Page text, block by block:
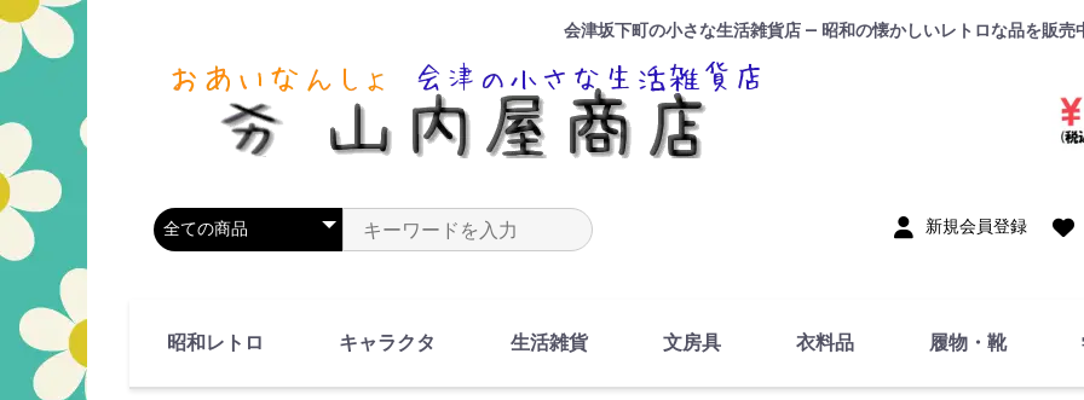
会津坂下町の小さな生活雑貨店 — 昭和の懐かしいレトロな品を販売
商品カテゴリを選択 商品名やキーワードを入力 新規会員登録
昭和レトロ キャラクタ 生活雑貨 文房具 衣料品 履物・靴